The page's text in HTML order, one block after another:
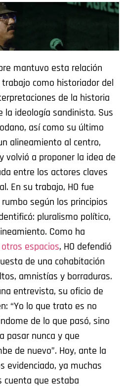
mantuvo esta relación
como historiador del
de la historia
la ideología sandinista. Sus
así como su último
alineamiento al centro,
volvió a proponer la idea de
entre los actores claves
En su trabajo, HO fue
según los principios
pluralismo político,
Como ha
espacios, HO defendió
de una cohabitación
amnistías y borraduras.
entrevista, su oficio de
“Yo lo que trato es no
de lo que pasó, sino
pasar nunca y que
de nuevo”. Hoy, ante la
evidenciado, ya muchas
cuenta que estaba